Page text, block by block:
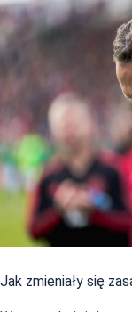
Jak zmieniały się